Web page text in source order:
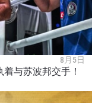
8月5日
与苏波邦交手！
示您同意我们
露您的信息。
息。